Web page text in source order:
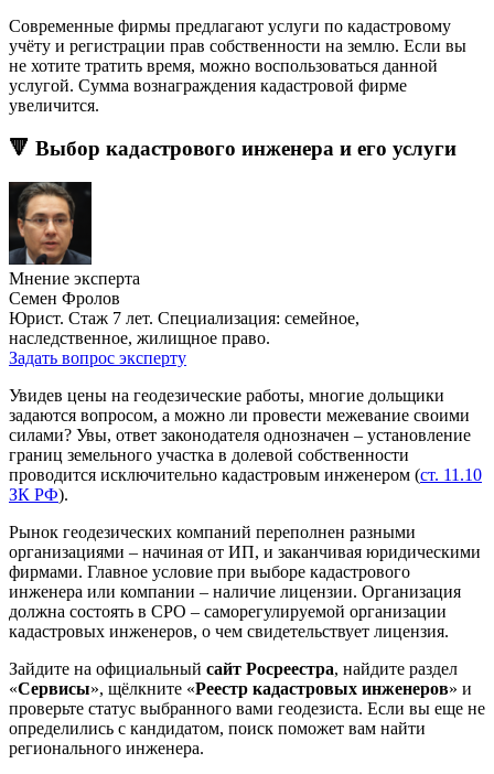
Современные фирмы предлагают услуги по кадастровому
учёту и регистрации прав собственности на землю. Если вы
не хотите тратить время, можно воспользоваться данной
услугой. Сумма вознаграждения кадастровой фирме
увеличится.
🔻 Выбор кадастрового инженера и его услуги
Мнение эксперта
Семен Фролов
Юрист. Стаж 7 лет. Специализация: семейное,
наследственное, жилищное право.
Задать вопрос эксперту
Увидев цены на геодезические работы, многие дольщики
задаются вопросом, а можно ли провести межевание своими
силами? Увы, ответ законодателя однозначен – установление
границ земельного участка в долевой собственности
проводится исключительно кадастровым инженером (ст. 11.10
ЗК РФ).
Рынок геодезических компаний переполнен разными
организациями – начиная от ИП, и заканчивая юридическими
фирмами. Главное условие при выборе кадастрового
инженера или компании – наличие лицензии. Организация
должна состоять в СРО – саморегулируемой организации
кадастровых инженеров, о чем свидетельствует лицензия.
Зайдите на официальный сайт Росреестра, найдите раздел
«Сервисы», щёлкните «Реестр кадастровых инженеров» и
проверьте статус выбранного вами геодезиста. Если вы еще не
определились с кандидатом, поиск поможет вам найти
регионального инженера.